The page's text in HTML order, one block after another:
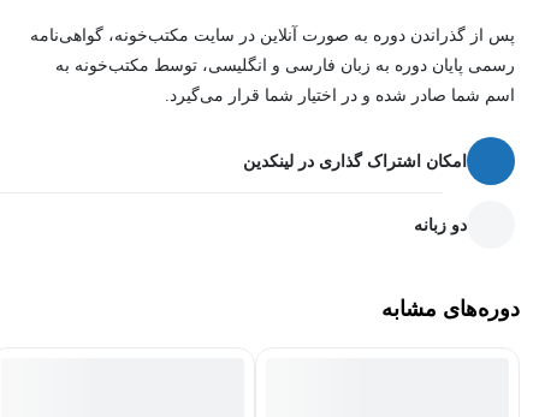
پس از گذراندن دوره به صورت آنلاین در سایت مکتب‌خونه، گواهی‌نامه
رسمی پایان دوره به زبان فارسی و انگلیسی، توسط مکتب‌خونه به
اسم شما صادر شده و در اختیار شما قرار می‌گیرد.
امکان اشتراک گذاری در لینکدین
دو زبانه
دوره‌های مشابه